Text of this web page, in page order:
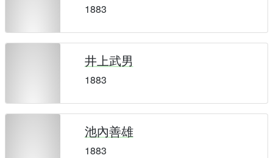
1883
井上武男
1883
池內善雄
1883